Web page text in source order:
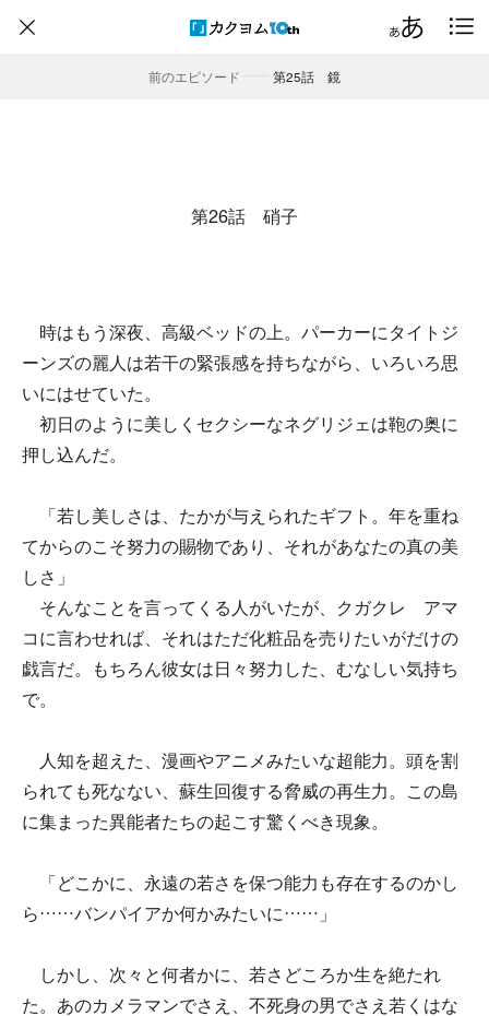
前のエピソード
―― 第25話 鏡
第26話 硝子
時はもう深夜、高級ベッドの上。パーカーにタイトジ
ーンズの麗人は若干の緊張感を持ちながら、いろいろ思
いにはせていた。
初日のように美しくセクシーなネグリジェは鞄の奥に
押し込んだ。
「若し美しさは、たかが与えられたギフト。年を重ね
てからのこそ努力の賜物であり、それがあなたの真の美
しさ」
そんなことを言ってくる人がいたが、クガクレ アマ
コに言わせれば、それはただ化粧品を売りたいがだけの
戯言だ。もちろん彼女は日々努力した、むなしい気持ち
で。
人知を超えた、漫画やアニメみたいな超能力。頭を割
られても死なない、蘇生回復する脅威の再生力。この島
に集まった異能者たちの起こす驚くべき現象。
「どこかに、永遠の若さを保つ能力も存在するのかし
ら……バンパイアか何かみたいに……」
しかし、次々と何者かに、若さどころか生を絶たれ
た。あのカメラマンでさえ、不死身の男でさえ若くはな